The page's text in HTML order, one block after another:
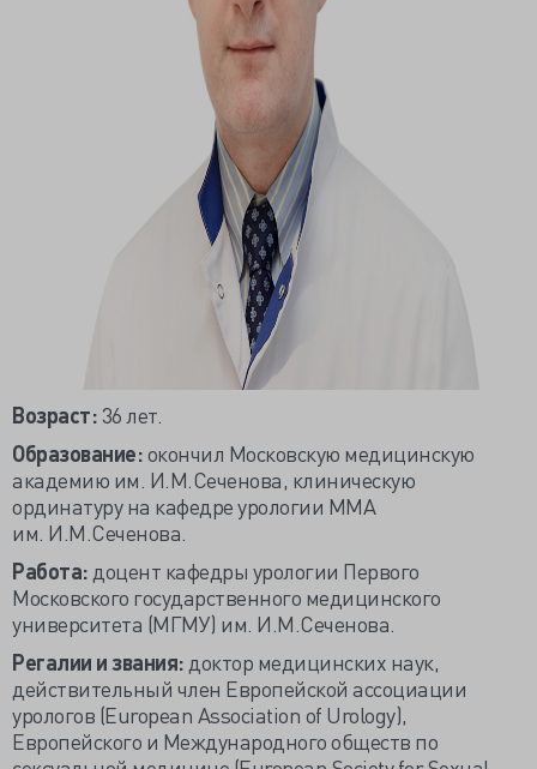
Возраст: 36 лет.
Образование:окончил Московскую медицинскую
академию им. И.М.Сеченова, клиническую
ординатуру на кафедре урологии ММА
им. И.М.Сеченова.
Работа: доцент кафедры урологии Первого
Московского государственного медицинского
университета (МГМУ) им. И.М.Сеченова.
Регалии и звания: доктор медицинских наук,
действительный член Европейской ассоциации
урологов (European Association of Urology),
Европейского и Международного обществ по